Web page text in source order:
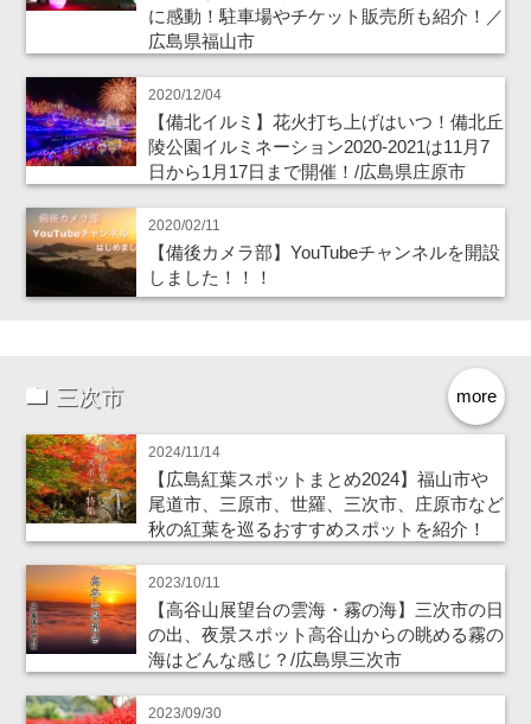
に感動！駐車場やチケット販売所も紹介！／
広島県福山市
2020/12/04
【備北イルミ】花火打ち上げはいつ！備北丘
陵公園イルミネーション2020-2021は11月7
日から1月17日まで開催！/広島県庄原市
2020/02/11
【備後カメラ部】YouTubeチャンネルを開設
しました！！！
more
三次市
2024/11/14
【広島紅葉スポットまとめ2024】福山市や
尾道市、三原市、世羅、三次市、庄原市など
秋の紅葉を巡るおすすめスポットを紹介！
2023/10/11
【高谷山展望台の雲海・霧の海】三次市の日
の出、夜景スポット高谷山からの眺める霧の
海はどんな感じ？/広島県三次市
2023/09/30